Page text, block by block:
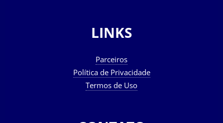
LINKS
Parceiros
Política de Privacidade
Termos de Uso